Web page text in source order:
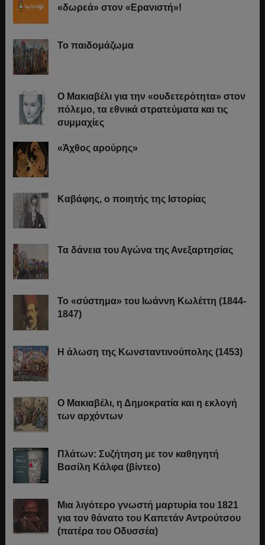
«δωρεά» στον «Ερανιστή»!
Το παιδομάζωμα
O Μακιαβέλι για την «ουδετερότητα» στον
πόλεμο, τα εθνικά στρατεύματα και τις
συμμαχίες
«Άχθος αρούρης»
Καβάφης, ο ποιητής της Ιστορίας
Τα δάνεια του Αγώνα της Ανεξαρτησίας
Το «σύστημα» του Ιωάννη Κωλέττη (1844-
1847)
Η άλωση της Κωνσταντινούπολης (1453)
Ο Μακιαβέλι, η Δημοκρατία και η εκλογή
των αρχόντων
Πλάτων: Συζήτηση με τον καθηγητή
Βασίλη Κάλφα (βίντεο)
Μια λιγότερο γνωστή μαρτυρία του 1821
για τον θάνατο του Καπετάν Αντρούτσου
(πατέρα του Οδυσσέα)